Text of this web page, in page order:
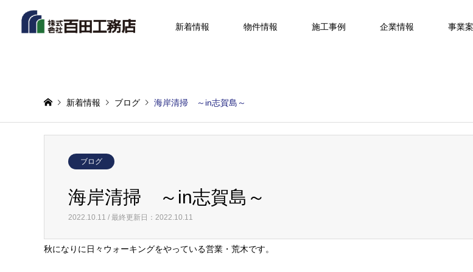
新着情報 物件情報 施工事例 企業情報 事業
新着情報 ブログ 海岸清掃 ～in志賀島～
ブログ
海岸清掃 ～in志賀島～
2022.10.11 / 最終更新日：2022.10.11
秋になりに日々ウォーキングをやっている営業・荒木です。